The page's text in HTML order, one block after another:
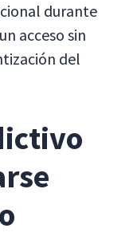
durante
acceso sin
del